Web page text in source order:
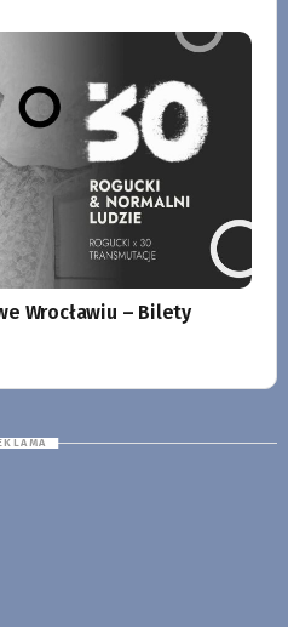
Wrocławiu – Bilety